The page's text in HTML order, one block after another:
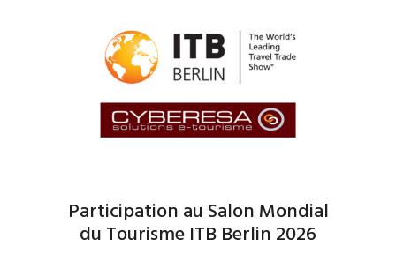
Participation au Salon Mondial
du Tourisme ITB Berlin 2026